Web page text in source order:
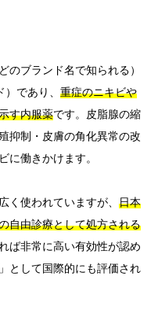
のブランド名で知られる）
であり、 重症のニキビや
す内服薬です。皮脂腺の縮
抑制・皮膚の角化異常の改
に働きかけます。
く使われていますが、 日本
自由診療として処方される
ば非常に高い有効性が認め
として国際的にも評価され